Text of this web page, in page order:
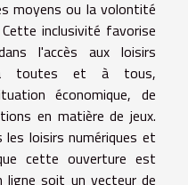
moyens ou la volontité
inclusivité favorise
l'accès aux loisirs
à toutes et à tous,
économique, de
en matière de jeux.
les loisirs numériques et
cette ouverture est
ligne soit un vecteur de